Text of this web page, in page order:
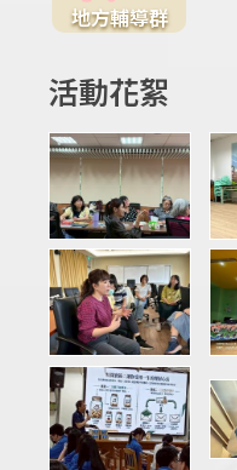
地方輔導群
活動花絮